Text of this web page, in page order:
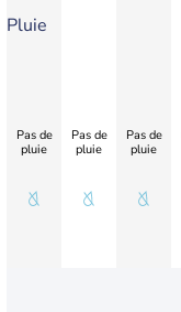
Pluie
Pas de
pluie
Pas de
pluie
Pas de
pluie